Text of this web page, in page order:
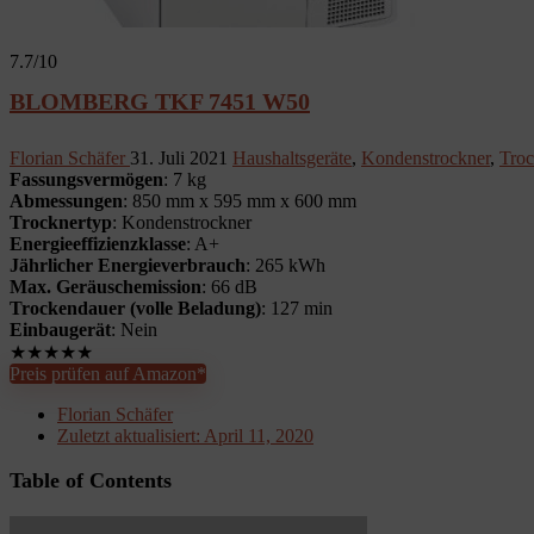
7.7/10
BLOMBERG TKF 7451 W50
Florian Schäfer 31. Juli 2021 Haushaltsgeräte, Kondenstrockner,
Fassungsvermögen: 7 kg
Abmessungen: 850 mm x 595 mm x 600 mm
Trocknertyp: Kondenstrockner
Energieeffizienzklasse: A+
Jährlicher Energieverbrauch: 265 kWh
Max. Geräuschemission: 66 dB
Trockendauer (volle Beladung): 127 min
Einbaugerät: Nein
★★★★★
Preis prüfen auf Amazon*
Florian Schäfer
Zuletzt aktualisiert: April 11, 2020
Table of Contents